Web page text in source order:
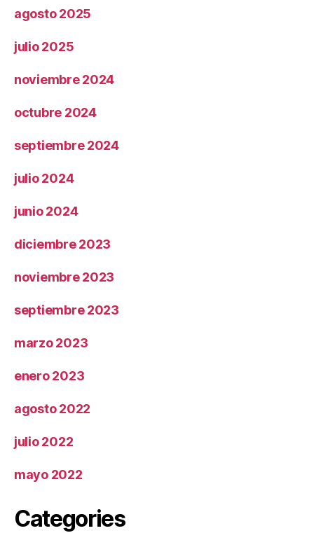
agosto 2025
julio 2025
noviembre 2024
octubre 2024
septiembre 2024
julio 2024
junio 2024
diciembre 2023
noviembre 2023
septiembre 2023
marzo 2023
enero 2023
agosto 2022
julio 2022
mayo 2022
Categories